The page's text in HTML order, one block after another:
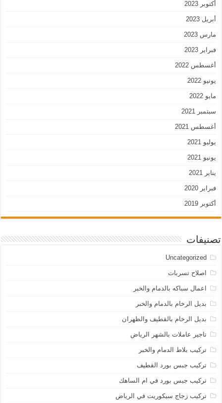
أكتوبر 2023
أبريل 2023
مارس 2023
فبراير 2023
أغسطس 2022
يونيو 2022
مايو 2022
سبتمبر 2021
أغسطس 2021
يوليو 2021
يونيو 2021
يناير 2021
فبراير 2020
أكتوبر 2019
تصنيفات
Uncategorized
اصلاح تسربات
اعمال سباكه بالدمام والخبر
بديل الرخام بالدمام والخبر
بديل الرخام بالقطيف والظهران
تاجير عاملات بالشهر الرياض
تركيب بلاط الدمام والخبر
تركيب جبس بورد القطيف
تركيب جبس بورد في ام الساهك
تركيب زجاج سيكوريت في الرياض